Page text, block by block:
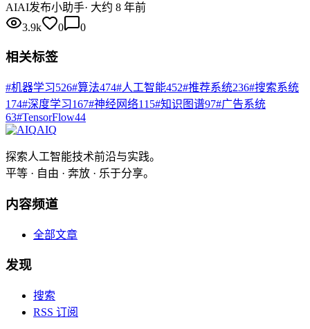
AIAI发布小助手· 大约 8 年前
3.9k
0 0
相关标签
#机器学习526#算法474#人工智能452#推荐系统236#搜索系统
174#深度学习167#神经网络115#知识图谱97#广告系统
63#TensorFlow44
AIQ
探索人工智能技术前沿与实践。
平等 · 自由 · 奔放 · 乐于分享。
内容频道
全部文章
发现
搜索
RSS 订阅